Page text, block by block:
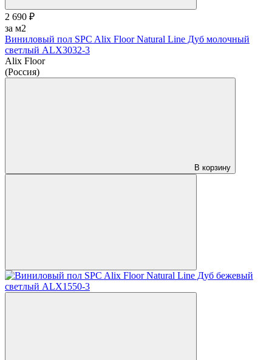
2 690 ₽
за м2
Виниловый пол SPC Alix Floor Natural Line Дуб молочный
светлый ALX3032-3
Alix Floor
(Россия)
В корзину